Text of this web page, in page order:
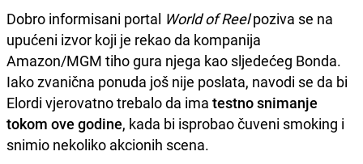
Dobro informisani portal World of Reelpoziva se na
upućeni izvor koji je rekao da kompanija
Amazon/MGM tiho gura njega kao sljedećeg Bonda.
Iako zvanična ponuda još nije poslata, navodi se da bi
Elordi vjerovatno trebalo da ima testno snimanje
tokom ove godine, kada bi isprobao čuveni smoking i
snimio nekoliko akcionih scena.